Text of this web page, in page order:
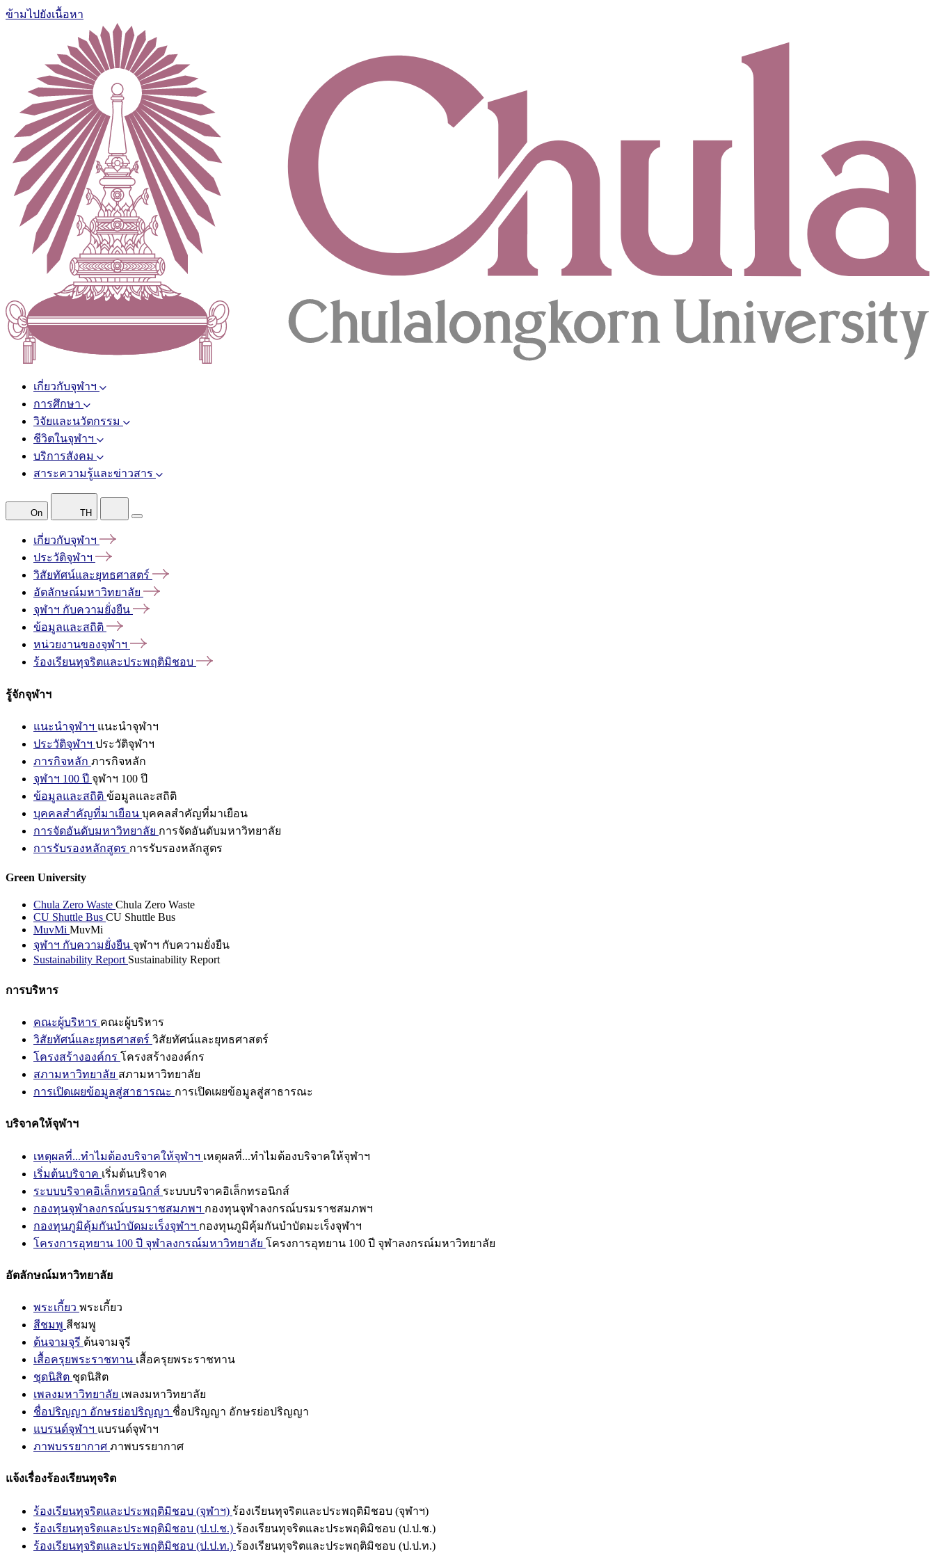
ข้ามไปยังเนื้อหา
เกี่ยวกับจุฬาฯ
การศึกษา
วิจัยและนวัตกรรม
ชีวิตในจุฬาฯ
บริการสังคม
สาระความรู้และข่าวสาร
On TH
เกี่ยวกับจุฬาฯ
ประวัติจุฬาฯ
วิสัยทัศน์และยุทธศาสตร์
อัตลักษณ์มหาวิทยาลัย
จุฬาฯ กับความยั่งยืน
ข้อมูลและสถิติ
หน่วยงานของจุฬาฯ
ร้องเรียนทุจริตและประพฤติมิชอบ
รู้จักจุฬาฯ
แนะนำจุฬาฯ แนะนำจุฬาฯ
ประวัติจุฬาฯ ประวัติจุฬาฯ
ภารกิจหลัก ภารกิจหลัก
จุฬาฯ 100 ปี จุฬาฯ 100 ปี
ข้อมูลและสถิติ ข้อมูลและสถิติ
บุคคลสำคัญที่มาเยือน บุคคลสำคัญที่มาเยือน
การจัดอันดับมหาวิทยาลัย การจัดอันดับมหาวิทยาลัย
การรับรองหลักสูตร การรับรองหลักสูตร
Green University
Chula Zero Waste Chula Zero Waste
CU Shuttle Bus CU Shuttle Bus
MuvMi MuvMi
จุฬาฯ กับความยั่งยืน จุฬาฯ กับความยั่งยืน
Sustainability Report Sustainability Report
การบริหาร
คณะผู้บริหาร คณะผู้บริหาร
วิสัยทัศน์และยุทธศาสตร์ วิสัยทัศน์และยุทธศาสตร์
โครงสร้างองค์กร โครงสร้างองค์กร
สภามหาวิทยาลัย สภามหาวิทยาลัย
การเปิดเผยข้อมูลสู่สาธารณะ การเปิดเผยข้อมูลสู่สาธารณะ
บริจาคให้จุฬาฯ
เหตุผลที่...ทำไมต้องบริจาคให้จุฬาฯ เหตุผลที่...ทำไมต้องบริจาคให้จุฬาฯ
เริ่มต้นบริจาค เริ่มต้นบริจาค
ระบบบริจาคอิเล็กทรอนิกส์ ระบบบริจาคอิเล็กทรอนิกส์
กองทุนจุฬาลงกรณ์บรมราชสมภพฯ กองทุนจุฬาลงกรณ์บรมราชสมภพฯ
กองทุนภูมิคุ้มกันบำบัดมะเร็งจุฬาฯ กองทุนภูมิคุ้มกันบำบัดมะเร็งจุฬาฯ
โครงการอุทยาน 100 ปี จุฬาลงกรณ์มหาวิทยาลัย โครงการอุทยาน 100 ปี จุฬาลงกรณ์มหาวิทยาลัย
อัตลักษณ์มหาวิทยาลัย
พระเกี้ยว พระเกี้ยว
สีชมพู สีชมพู
ต้นจามจุรี ต้นจามจุรี
เสื้อครุยพระราชทาน เสื้อครุยพระราชทาน
ชุดนิสิต ชุดนิสิต
เพลงมหาวิทยาลัย เพลงมหาวิทยาลัย
ชื่อปริญญา อักษรย่อปริญญา ชื่อปริญญา อักษรย่อปริญญา
แบรนด์จุฬาฯ แบรนด์จุฬาฯ
ภาพบรรยากาศ ภาพบรรยากาศ
แจ้งเรื่องร้องเรียนทุจริต
ร้องเรียนทุจริตและประพฤติมิชอบ (จุฬาฯ) ร้องเรียนทุจริตและประพฤติมิชอบ (จุฬาฯ)
ร้องเรียนทุจริตและประพฤติมิชอบ (ป.ป.ช.) ร้องเรียนทุจริตและประพฤติมิชอบ (ป.ป.ช.)
ร้องเรียนทุจริตและประพฤติมิชอบ (ป.ป.ท.) ร้องเรียนทุจริตและประพฤติมิชอบ (ป.ป.ท.)